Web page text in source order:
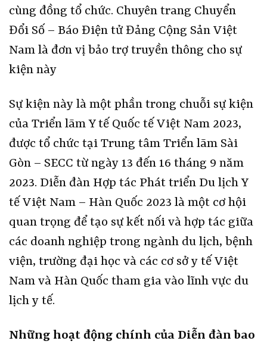
cùng đồng tổ chức. Chuyên trang Chuyển
Đổi Số – Báo Điện tử Đảng Cộng Sản Việt
Nam là đơn vị bảo trợ truyền thông cho sự
kiện này
Sự kiện này là một phần trong chuỗi sự kiện
của Triển lãm Y tế Quốc tế Việt Nam 2023,
được tổ chức tại Trung tâm Triển lãm Sài
Gòn – SECC từ ngày 13 đến 16 tháng 9 năm
2023. Diễn đàn Hợp tác Phát triển Du lịch Y
tế Việt Nam – Hàn Quốc 2023 là một cơ hội
quan trọng để tạo sự kết nối và hợp tác giữa
các doanh nghiệp trong ngành du lịch, bệnh
viện, trường đại học và các cơ sở y tế Việt
Nam và Hàn Quốc tham gia vào lĩnh vực du
lịch y tế.
Những hoạt động chính của Diễn đàn bao